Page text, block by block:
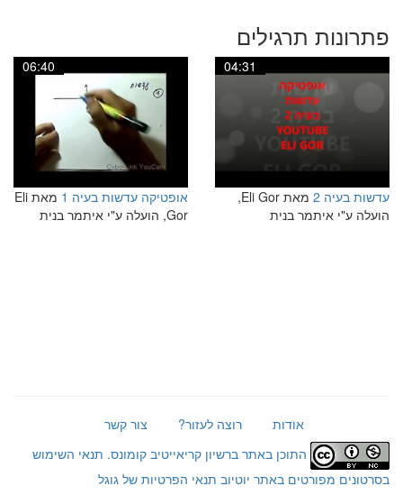
פתרונות תרגילים
04:31
עדשות בעיה 2
מאת Eli Gor,
הועלה ע"י איתמר בנית
06:40
אופטיקה עדשות בעיה 1
מאת Eli
Gor, הועלה ע"י איתמר בנית
אודות רוצה לעזור?
צור קשר
התוכן באתר ברשיון קריאייטיב קומונס. תנאי השימוש
בסרטונים מפורטים באתר יוטיוב תנאי הפרטיות של גוגל